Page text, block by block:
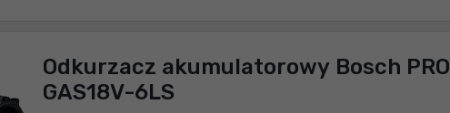
Odkurzacz akumulatorowy Bosch PRO
GAS18V-6LS